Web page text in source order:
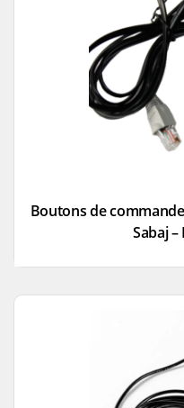
Boutons de
Sabaj –